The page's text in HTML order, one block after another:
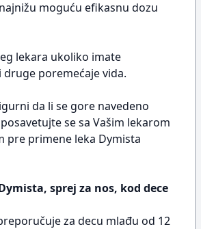
moguću efikasnu dozu
lekara ukoliko imate
druge poremećaje vida.
da li se gore navedeno
se sa Vašim lekarom
pre primene leka Dymista
sprej za nos, kod dece
za decu mlađu od 12